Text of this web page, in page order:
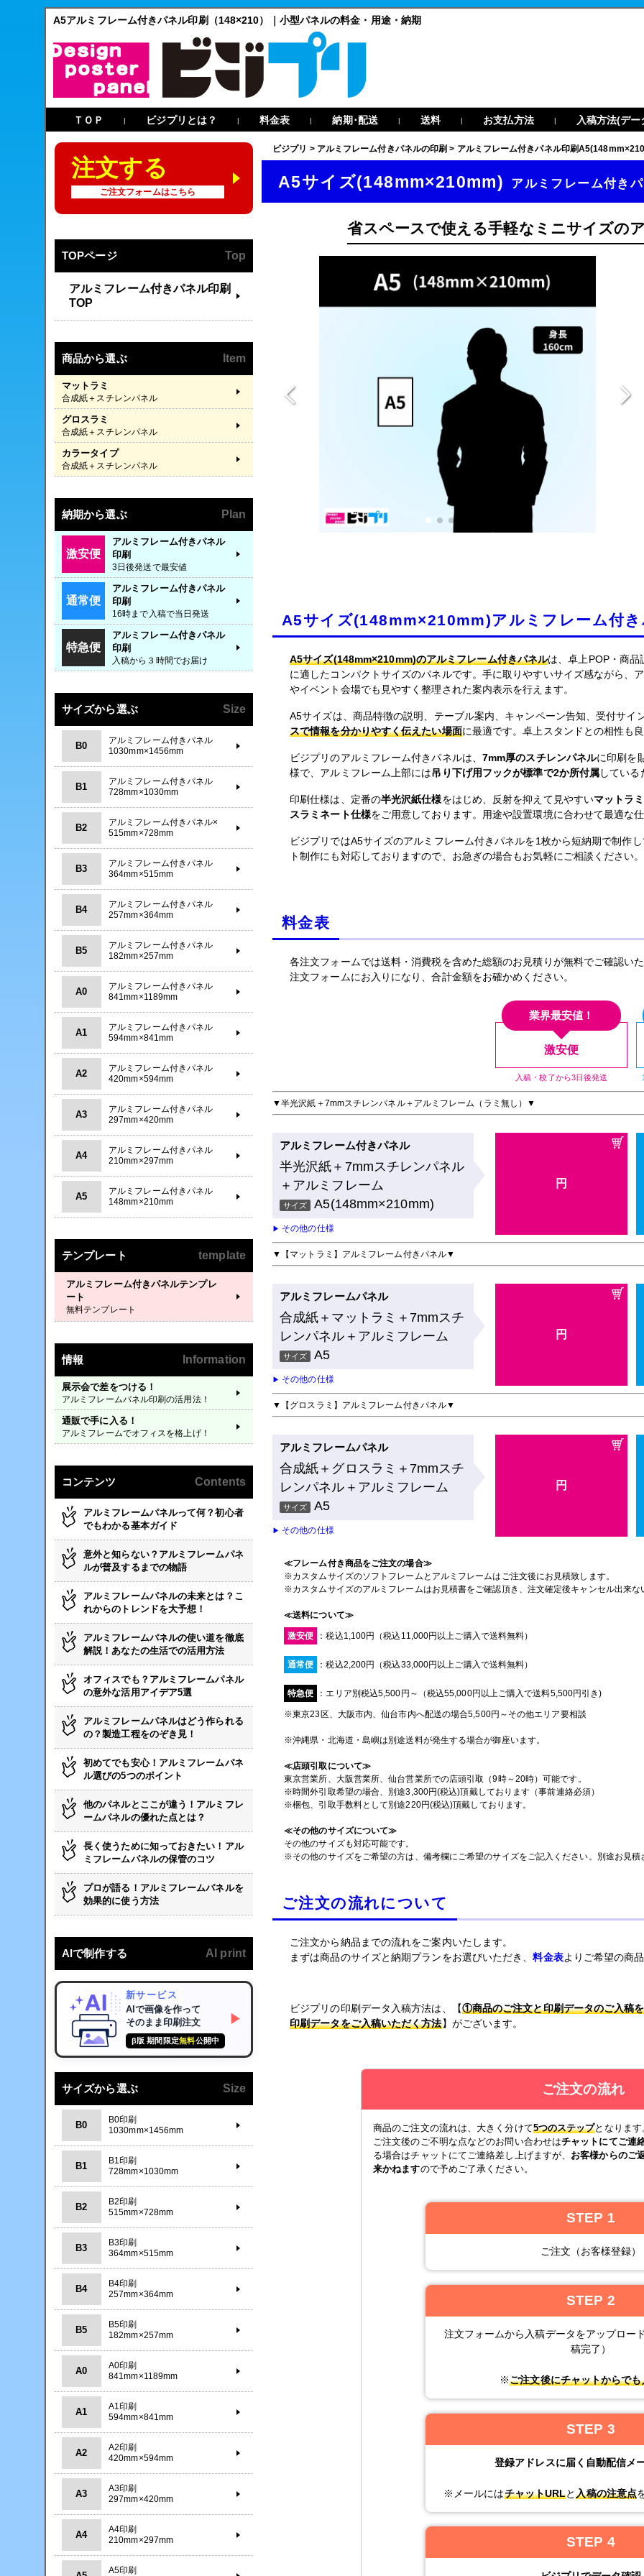
A5アルミフレーム付きパネル印刷（148×210）｜小型パネルの料金・用途・納期
ＴＯＰ | ビジプリとは？ | 料金表 | 納期･配送 | 送料 | お支払方法 | 入稿方法(デー
ビジプリ > アルミフレーム付きパネルの印刷 > アルミフレーム付きパネル印刷
A5サイズ(148mm×210mm) アルミフレーム付き
省スペースで使える手軽なミニサイズの
A5サイズ(148mm×210mm)アルミフレーム付
A5サイズ(148mm×210mm)のアルミフレーム付きパネルは、卓上POP・商品
に適したコンパクトサイズのパネルです。手に取りやすいサイズ感ながら、
やイベント会場でも見やすく整理された案内表示を行えます。
A5サイズは、商品特徴の説明、テーブル案内、キャンペーン告知、受付サイ
スで情報を分かりやすく伝えたい場面に最適です。卓上スタンドとの相性も
ビジプリのアルミフレーム付きパネルは、 7mm厚のスチレンパネルに印刷を
様で、アルミフレーム上部には吊り下げ用フックが標準で2か所付属している
印刷仕様は、定番の半光沢紙仕様をはじめ、反射を抑えて見やすいマットラ
スラミネート仕様をご用意しております。用途や設置環境に合わせて最適な
ビジプリではA5サイズのアルミフレーム付きパネルを1枚から短納期で制作
ト制作にも対応しておりますので、お急ぎの場合もお気軽にご相談ください。
料金表
各注文フォームでは送料・消費税を含めた総額のお見積りが無料でご確認いた
注文フォームにお入りになり、合計金額をお確かめください。
激安便
入稿・校了から3日後発送
業界最安値！
▼半光沢紙＋7mmスチレンパネル＋アルミフレーム（ラミ無し）▼
アルミフレーム付きパネル
半光沢紙＋7mmスチレンパネル
＋アルミフレーム
サイズ A5(148mm×210mm)
▶ その他の仕様
円
▼【マットラミ】アルミフレーム付きパネル▼
アルミフレームパネル
合成紙＋マットラミ＋7mmスチ
レンパネル＋アルミフレーム
サイズ A5
▶ その他の仕様
円
▼【グロスラミ】アルミフレーム付きパネル▼
アルミフレームパネル
合成紙＋グロスラミ＋7mmスチ
レンパネル＋アルミフレーム
サイズ A5
▶ その他の仕様
円
≪フレーム付き商品をご注文の場合≫
※カスタムサイズのソフトフレームとアルミフレームはご注文後にお見積致します。
※カスタムサイズのアルミフレームはお見積書をご確認頂き、注文確定後キャンセル出来な
≪送料について≫
激安便 ：税込1,100円（税込11,000円以上ご購入で送料無料）
通常便 ：税込2,200円（税込33,000円以上ご購入で送料無料）
特急便 ：エリア別税込5,500円～（税込55,000円以上ご購入で送料5,500円引き)
※東京23区、大阪市内、仙台市内へ配送の場合5,500円～その他エリア要相談
※沖縄県・北海道・島嶼は別途送料が発生する場合が御座います。
≪店頭引取について≫
東京営業所、大阪営業所、仙台営業所での店頭引取（9時～20時）可能です。
※時間外引取希望の場合、別途3,300円(税込)頂戴しております（事前連絡必須）
※梱包、引取手数料として別途220円(税込)頂戴しております。
≪その他のサイズについて≫
その他のサイズも対応可能です。
※その他のサイズをご希望の方は、備考欄にご希望のサイズをご記入ください。別途お見積
ご注文の流れについて
ご注文から納品までの流れをご案内いたします。
まずは商品のサイズと納期プランをお選びいただき、料金表よりご希望の商
ビジプリの印刷データ入稿方法は、【①商品のご注文と印刷データのご入稿
印刷データをご入稿いただく方法】がございます。
ご注文の流れ
商品のご注文の流れは、大きく分けて5つのステップとなります
ご注文後のご不明な点などのお問い合わせはチャットにてご連
る場合はチャットにてご連絡差し上げますが、 お客様からのご
来かねますので予めご了承ください。
STEP 1
ご注文（お客様登録）
STEP 2
注文フォームから入稿データをアップロー
稿完了）
※ご注文後にチャットからで
STEP 3
登録アドレスに届く自動配信メ
※メールにはチャットURLと入稿の注意点
STEP 4
注文する
ご注文フォームはこちら
TOPページ Top
アルミフレーム付きパネル印刷
TOP
商品から選ぶ Item
マットラミ
合成紙＋スチレンパネル
グロスラミ
合成紙＋スチレンパネル
カラータイプ
合成紙＋スチレンパネル
納期から選ぶ Plan
激安便
アルミフレーム付きパネル
印刷
3日後発送で最安値
通常便
アルミフレーム付きパネル
印刷
16時まで入稿で当日発送
特急便
アルミフレーム付きパネル
印刷
入稿から３時間でお届け
サイズから選ぶ Size
B0
アルミフレーム付きパネル
1030mm×1456mm
B1
アルミフレーム付きパネル
728mm×1030mm
B2
アルミフレーム付きパネル×
515mm×728mm
B3
アルミフレーム付きパネル
364mm×515mm
B4
アルミフレーム付きパネル
257mm×364mm
B5
アルミフレーム付きパネル
182mm×257mm
A0
アルミフレーム付きパネル
841mm×1189mm
A1
アルミフレーム付きパネル
594mm×841mm
A2
アルミフレーム付きパネル
420mm×594mm
A3
アルミフレーム付きパネル
297mm×420mm
A4
アルミフレーム付きパネル
210mm×297mm
A5
アルミフレーム付きパネル
148mm×210mm
テンプレート template
アルミフレーム付きパネルテンプレ
ート
無料テンプレート
情報 Information
展示会で差をつける！
アルミフレームパネル印刷の活用法！
通販で手に入る！
アルミフレームでオフィスを格上げ！
コンテンツ Contents
アルミフレームパネルって何？初心者
でもわかる基本ガイド
意外と知らない？アルミフレームパネ
ルが普及するまでの物語
アルミフレームパネルの未来とは？こ
れからのトレンドを大予想！
アルミフレームパネルの使い道を徹底
解説！あなたの生活での活用方法
オフィスでも？アルミフレームパネル
の意外な活用アイデア5選
アルミフレームパネルはどう作られる
の？製造工程をのぞき見！
初めてでも安心！アルミフレームパネ
ル選びの5つのポイント
他のパネルとここが違う！アルミフレ
ームパネルの優れた点とは？
長く使うために知っておきたい！アル
ミフレームパネルの保管のコツ
プロが語る！アルミフレームパネルを
効果的に使う方法
AIで制作する AI print
新サービス
AIで画像を作って
そのまま印刷注文
β版 期間限定無料公開中
▶
サイズから選ぶ Size
B0
B0印刷
1030mm×1456mm
B1
B1印刷
728mm×1030mm
B2
B2印刷
515mm×728mm
B3
B3印刷
364mm×515mm
B4
B4印刷
257mm×364mm
B5
B5印刷
182mm×257mm
A0
A0印刷
841mm×1189mm
A1
A1印刷
594mm×841mm
A2
A2印刷
420mm×594mm
A3
A3印刷
297mm×420mm
A4
A4印刷
210mm×297mm
A5印刷